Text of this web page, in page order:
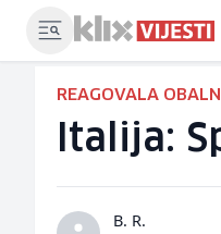
REAGOVALA
Italija:
B. R.